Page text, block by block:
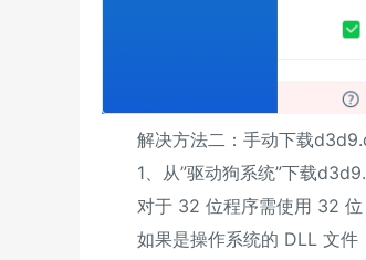
解决方法二：手动下载
1、从”驱动狗系统”下载
对于 32 位程序需使用 32 位
如果是操作系统的 DLL 文件